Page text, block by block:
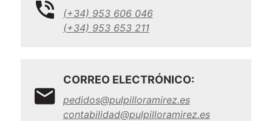
(+34) 953 606 046
(+34) 953 653 211
CORREO ELECTRÓNICO:
pedidos@pulpilloramirez.es
contabilidad@pulpilloramirez.es